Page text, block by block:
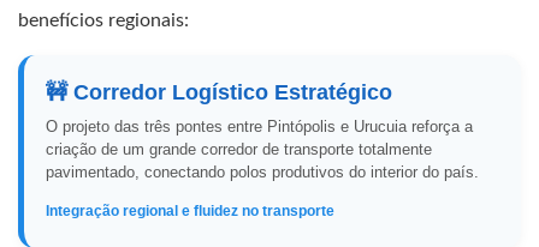
benefícios regionais:
🚧 Corredor Logístico Estratégico
O projeto das três pontes entre Pintópolis e Urucuia reforça a
criação de um grande corredor de transporte totalmente
pavimentado, conectando polos produtivos do interior do país.
Integração regional e fluidez no transporte